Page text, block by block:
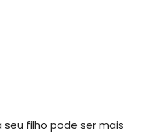
filho pode ser mais